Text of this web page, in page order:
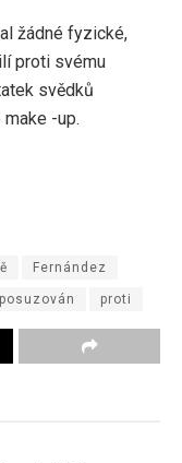
žádné fyzické,
proti svému
svědků
-up.
Fernández
posuzován proti